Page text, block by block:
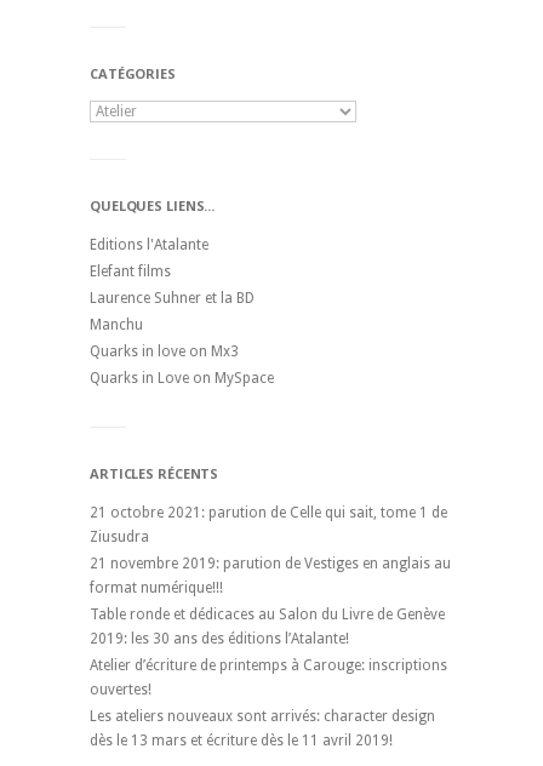
CATÉGORIES
QUELQUES LIENS...
Editions l'Atalante
Elefant films
Laurence Suhner et la BD
Manchu
Quarks in love on Mx3
Quarks in Love on MySpace
ARTICLES RÉCENTS
21 octobre 2021: parution de Celle qui sait, tome 1 de
Ziusudra
21 novembre 2019: parution de Vestiges en anglais au
format numérique!!!
Table ronde et dédicaces au Salon du Livre de Genève
2019: les 30 ans des éditions l’Atalante!
Atelier d’écriture de printemps à Carouge: inscriptions
ouvertes!
Les ateliers nouveaux sont arrivés: character design
dès le 13 mars et écriture dès le 11 avril 2019!